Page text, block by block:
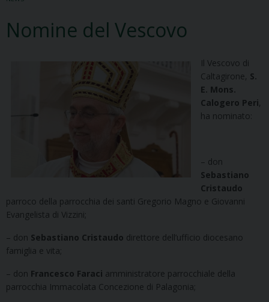
Nomine del Vescovo
Il Vescovo di
Caltagirone, S.
E. Mons.
Calogero Peri,
ha nominato:
– don
Sebastiano
Cristaudo
parroco della parrocchia dei santi Gregorio Magno e Giovanni
Evangelista di Vizzini;
– don Sebastiano Cristaudo direttore dell’ufficio diocesano
famiglia e vita;
– don Francesco Faraci amministratore parrocchiale della
parrocchia Immacolata Concezione di Palagonia;